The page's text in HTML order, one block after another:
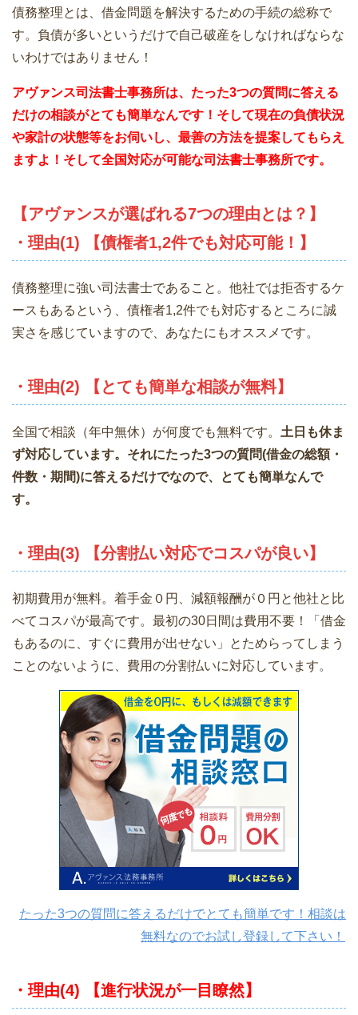
債務整理とは、借金問題を解決するための手続の総称で
す。負債が多いというだけで自己破産をしなければならな
いわけではありません！
アヴァンス司法書士事務所は、 たった3つの質問に答える
だけの相談がとても簡単なんです！そして現在の負債状況
や家計の状態等をお伺いし、最善の方法を提案してもらえ
ますよ！そして全国対応が可能な司法書士事務所です。
【アヴァンスが選ばれる7つの理由とは？】
・理由(1) 【債権者1,2件でも対応可能！】
債務整理に強い司法書士であること。他社では拒否するケ
ースもあるという、債権者1,2件でも対応するところに誠
実さを感じていますので、あなたにもオススメです。
・理由(2) 【とても簡単な相談が無料】
全国で相談（年中無休）が何度でも無料です。 土日も休ま
ず対応しています。それにたった3つの質問(借金の総額・
件数・期間)に答えるだけでなので、とても簡単なんで
す。
・理由(3) 【分割払い対応でコスパが良い】
初期費用が無料。着手金０円、減額報酬が０円と他社と比
べてコスパが最高です。最初の30日間は費用不要！「借金
もあるのに、すぐに費用が出せない」とためらってしまう
ことのないように、費用の分割払いに対応しています。
たった3つの質問に答えるだけでとても簡単です！相談は
無料なのでお試し登録して下さい！
・理由(4) 【進行状況が一目瞭然】